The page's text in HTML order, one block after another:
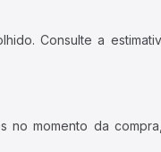
Consulte a
no momento da